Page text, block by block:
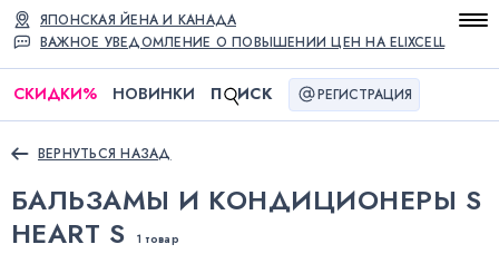
ВАЖНОЕ УВЕДОМЛЕНИЕ О ПОВЫШЕНИИ ЦЕН НА ELIXCELL
ЯПОНСКАЯ ЙЕНА И КАНАДА
СКИДКИ% НОВИНКИ П ИСК РЕГИСТРАЦИЯ
ВЕРНУТЬСЯ НАЗАД
БАЛЬЗАМЫ И КОНДИЦИОНЕРЫ S
HEART S
1 товар